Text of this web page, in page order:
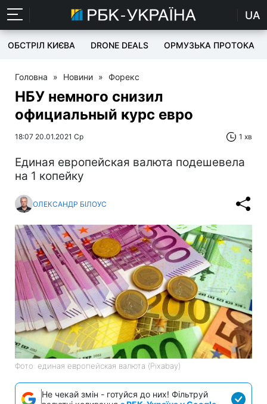
UA
ОБСТРІЛ КИЄВА DRONE DEALS ОРМУЗЬКА ПРОТОКА
Головна » Новини » Форекс
НБУ немного снизил
официальный курс евро
18:07 20.01.2021 Ср 1 хв
Единая европейская валюта подешевела
на 1 копейку
ОЛЕКСАНДР БІЛОУС
Фото: единая европейская валюта (Pіxabay)
Не чекай змін - готуйся до них! Фільтруй